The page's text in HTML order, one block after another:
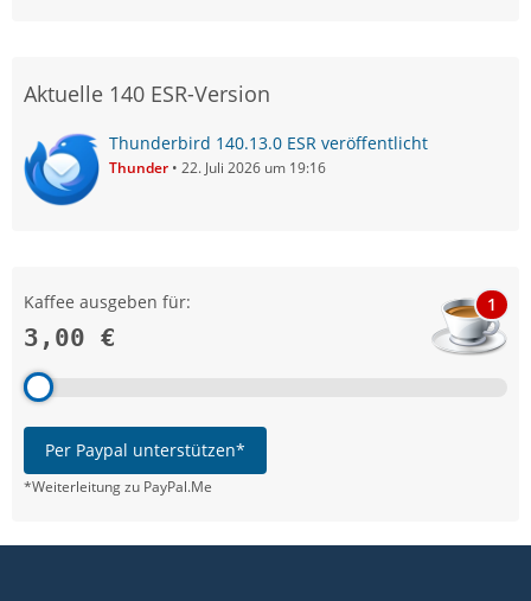
Aktuelle 140 ESR-Version
Thunderbird 140.13.0 ESR veröffentlicht
Thunder 22. Juli 2026 um 19:16
Kaffee ausgeben für:
3,00 €
1
Per Paypal unterstützen*
*Weiterleitung zu PayPal.Me